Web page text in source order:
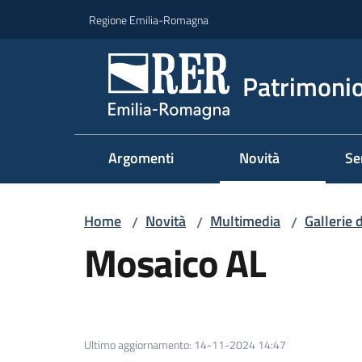
Regione Emilia-Romagna
Argomenti Novità
Home / Novità / Multimedia / Gallerie
Mosaico AL
Ultimo aggiornamento: 14-11-2024 14:47